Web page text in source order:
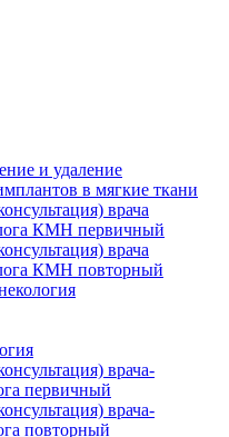
и удаление
в мягкие ткани
врача
КМН первичный
врача
КМН повторный
врача-
первичный
врача-
повторный